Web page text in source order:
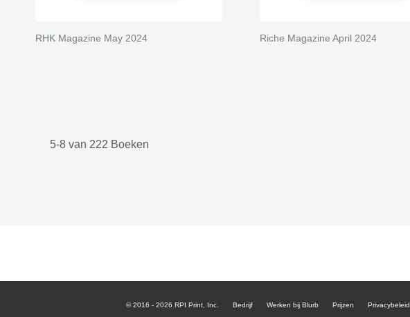
RHK Magazine May 2024 Riche Magazine April 2024
5-8 van 222 Boeken
© 2016 - 2026 RPI Print, Inc. Bedrijf Werken bij Blurb Prijzen Privacybeleid